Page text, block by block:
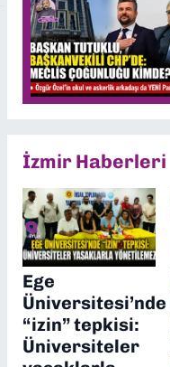
İzmir Haberleri
Ege
Üniversitesi’nde
“izin” tepkisi:
Üniversiteler